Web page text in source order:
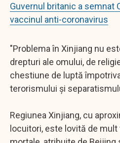
Guvernul britanic a semnat
vaccinul anti-coronavirus
"Problema în Xinjiang nu
drepturi ale omului, de
chestiune de luptă
terorismului şi
Regiunea Xinjiang, cu
locuitori, este lovită de